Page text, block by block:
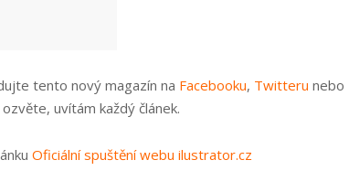
tento nový magazín na Facebooku, Twitteru nebo
uvítám každý článek.
Oficiální spuštění webu ilustrator.cz